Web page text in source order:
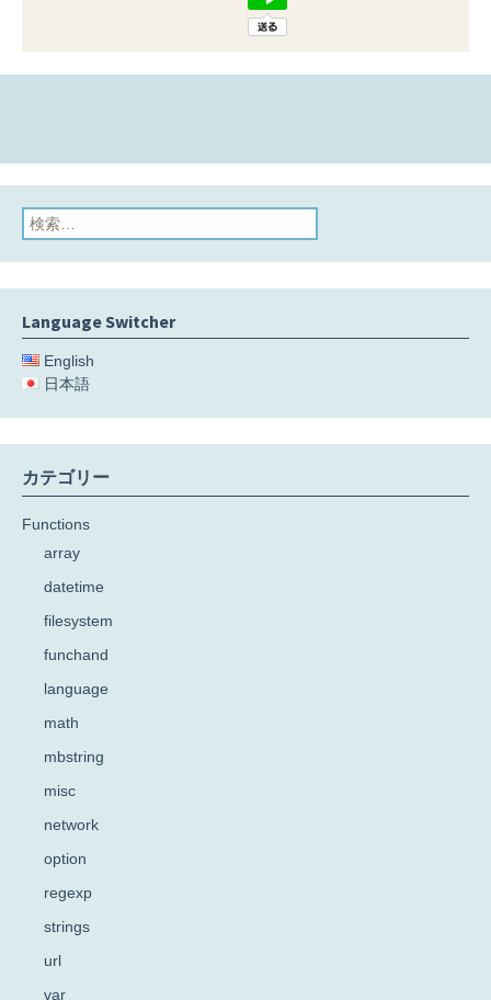
検
索:
Language Switcher
English
日本語
カテゴリー
Functions
array
datetime
filesystem
funchand
language
math
mbstring
misc
network
option
regexp
strings
url
var